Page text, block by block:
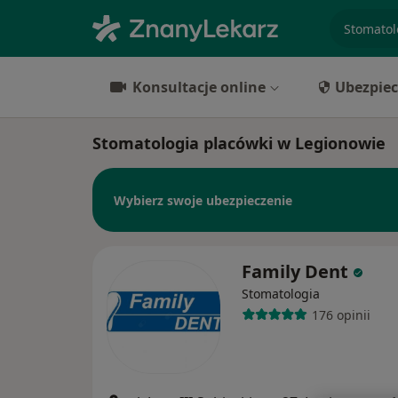
Konsultacje online
Stomatologia placówki w Legionowie
Wybierz swoje ubezpieczenie
Family Dent
Stomatologia
176 opinii